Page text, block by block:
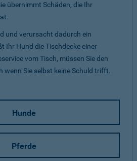
übernimmt Schäden, die Ihr
und verursacht dadurch ein
Ihr Hund die Tischdecke einer
vom Tisch, müssen Sie den
wenn Sie selbst keine Schuld trifft.
Hunde
Pferde